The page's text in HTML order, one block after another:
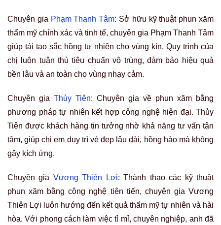
Chuyên gia Phạm Thanh Tâm: Sở hữu kỹ thuật phun xăm
thẩm mỹ chính xác và tinh tế, chuyên gia Phạm Thanh Tâm
giúp tái tạo sắc hồng tự nhiên cho vùng kín. Quy trình của
chị luôn tuân thủ tiêu chuẩn vô trùng, đảm bảo hiệu quả
bền lâu và an toàn cho vùng nhạy cảm.
Chuyên gia Thủy Tiên: Chuyên gia về phun xăm bằng
phương pháp tự nhiên kết hợp công nghệ hiện đại. Thủy
Tiên được khách hàng tin tưởng nhờ khả năng tư vấn tận
tâm, giúp chị em duy trì vẻ đẹp lâu dài, hồng hào mà không
gây kích ứng.
Chuyên gia Vương Thiên Lợi: Thành thạo các kỹ thuật
phun xăm bằng công nghệ tiên tiến, chuyên gia Vương
Thiên Lợi luôn hướng đến kết quả thẩm mỹ tự nhiên và hài
hòa. Với phong cách làm việc tỉ mỉ, chuyên nghiệp, anh đã